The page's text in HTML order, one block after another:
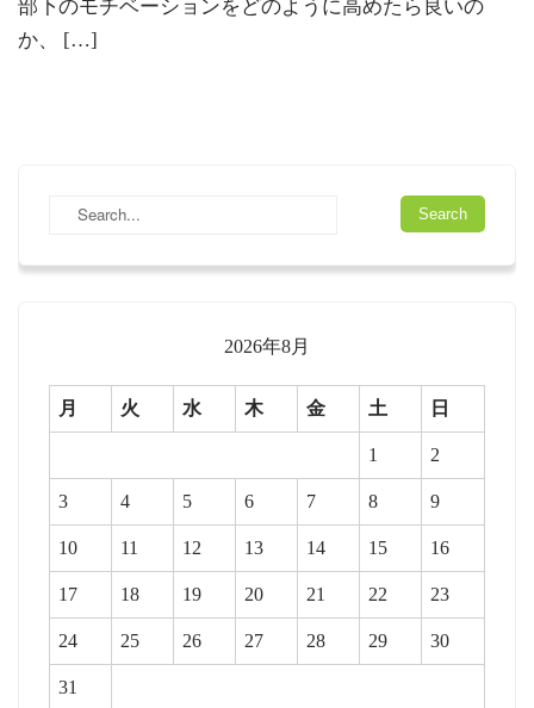
部下のモチベーションをどのように高めたら良いの
か、 […]
2026年8月
月 火 水 木 金 土 日
1 2
3 4 5 6 7 8 9
10 11 12 13 14 15 16
17 18 19 20 21 22 23
24 25 26 27 28 29 30
31